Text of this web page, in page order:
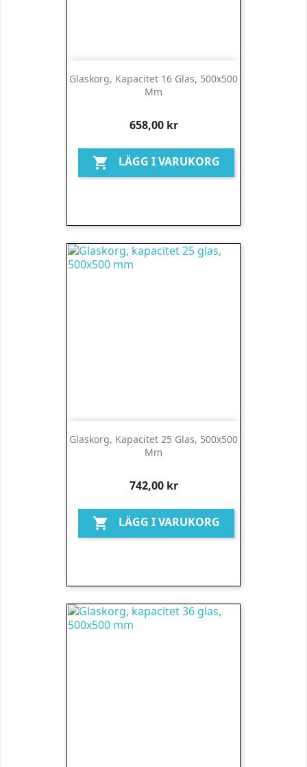
Glaskorg, Kapacitet 16 Glas, 500x500
Mm
Pris
658,00 kr
 LÄGG I VARUKORG
Glaskorg, Kapacitet 25 Glas, 500x500
Mm
Pris
742,00 kr
 LÄGG I VARUKORG